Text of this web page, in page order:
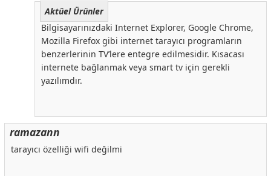
Aktüel Ürünler
Bilgisayarınızdaki Internet Explorer, Google Chrome,
Mozilla Firefox gibi internet tarayıcı programların
benzerlerinin TV’lere entegre edilmesidir. Kısacası
internete bağlanmak veya smart tv için gerekli
yazılımdır.
ramazann
tarayıcı özelliği wifi değilmi